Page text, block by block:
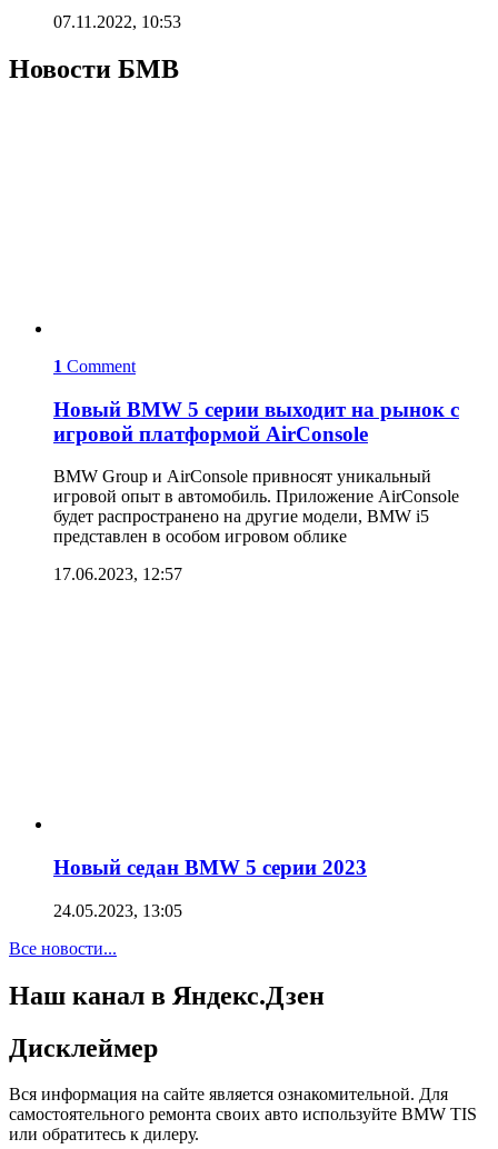
07.11.2022, 10:53
Новости БМВ
1 Comment
Новый BMW 5 серии выходит на рынок с
игровой платформой AirConsole
BMW Group и AirConsole привносят уникальный
игровой опыт в автомобиль. Приложение AirConsole
будет распространено на другие модели, BMW i5
представлен в особом игровом облике
17.06.2023, 12:57
Новый седан BMW 5 серии 2023
24.05.2023, 13:05
Все новости...
Наш канал в Яндекс.Дзен
Дисклеймер
Вся информация на сайте является ознакомительной. Для
самостоятельного ремонта своих авто используйте BMW TIS
или обратитесь к дилеру.